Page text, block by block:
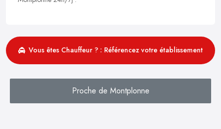
Vous êtes Chauffeur ? : Référencez votre établissement
Proche de Montplonne